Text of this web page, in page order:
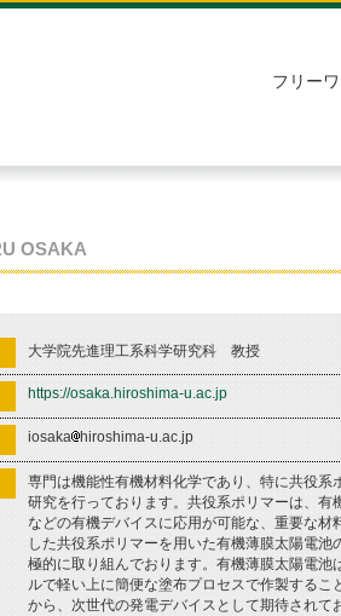
フリー
OSAKA
大学院先進理工系科学研究科 教授
https://osaka.hiroshima-u.ac.jp
iosaka hiroshima-u.ac.jp
専門は機能性有機材料化学であり、特に共役系
研究を行っております。共役系ポリマーは、有
などの有機デバイスに応用が可能な、重要な材
した共役系ポリマーを用いた有機薄膜太陽電池
極的に取り組んでおります。有機薄膜太陽電池
ルで軽い上に簡便な塗布プロセスで作製するこ
から、次世代の発電デバイスとして期待されて